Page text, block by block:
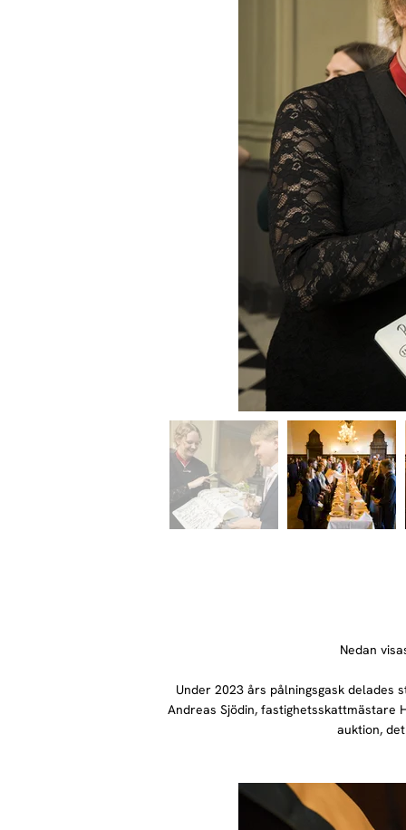
Nedan
Under 2023 års pålningsgask
Andreas Sjödin, fastighetsskattmästare
auktion,